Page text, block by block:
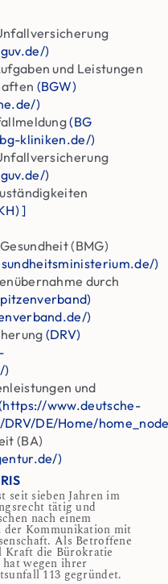
)
und Leistungen
(BGW)
)
(BG
kliniken.de/)
)
]
(BMG)
)
durch
)
(DRV)
)
und
www.deutsche-
DE/Home/
(BA)
)
seit sieben Jahren im
tätig und
nach einem
Kommunikation mit
Als Betroffene
Kraft die Bürokratie
wegen ihrer
113 gegründet.